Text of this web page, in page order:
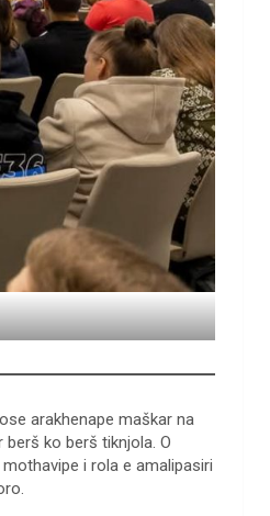
arakhenape maškar na
ko berš tiknjola. O
i rola e amalipasiri